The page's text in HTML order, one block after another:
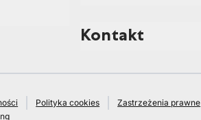
Kontakt
Polityka cookies
Zastrzeżenia prawne